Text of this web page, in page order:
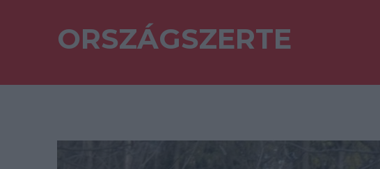
ORSZÁGSZERTE